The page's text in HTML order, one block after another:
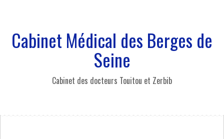
t
Cabinet Médical des Berges de
Seine
Cabinet des docteurs Touitou et Zerbib